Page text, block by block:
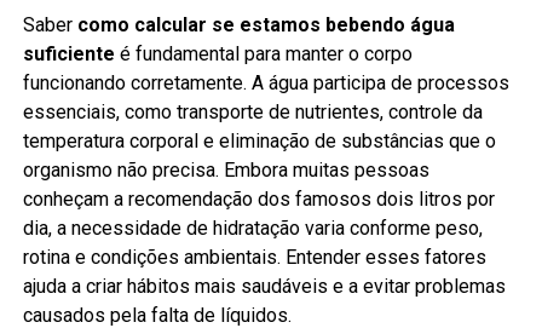
Saber como calcular se estamos bebendo água
suficiente é fundamental para manter o corpo
funcionando corretamente. A água participa de processos
essenciais, como transporte de nutrientes, controle da
temperatura corporal e eliminação de substâncias que o
organismo não precisa. Embora muitas pessoas
conheçam a recomendação dos famosos dois litros por
dia, a necessidade de hidratação varia conforme peso,
rotina e condições ambientais. Entender esses fatores
ajuda a criar hábitos mais saudáveis e a evitar problemas
causados pela falta de líquidos.